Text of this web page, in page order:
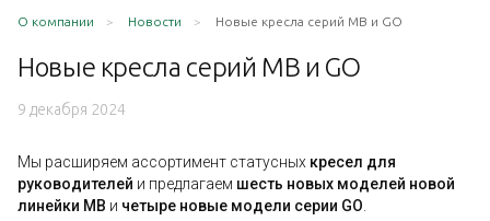
О компании Новости Новые кресла серий MB и GO
Новые кресла серий MB и GO
9 декабря 2024
Мы расширяем ассортимент статусных кресел для
руководителей и предлагаем шесть новых моделей новой
линейки MB и четыре новые модели серии GO